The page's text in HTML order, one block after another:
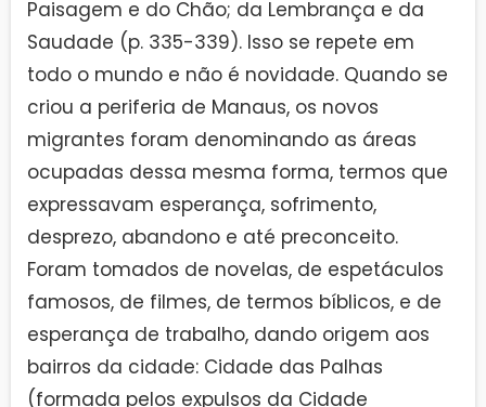
Paisagem e do Chão; da Lembrança e da
Saudade (p. 335-339). Isso se repete em
todo o mundo e não é novidade. Quando se
criou a periferia de Manaus, os novos
migrantes foram denominando as áreas
ocupadas dessa mesma forma, termos que
expressavam esperança, sofrimento,
desprezo, abandono e até preconceito.
Foram tomados de novelas, de espetáculos
famosos, de filmes, de termos bíblicos, e de
esperança de trabalho, dando origem aos
bairros da cidade: Cidade das Palhas
(formada pelos expulsos da Cidade